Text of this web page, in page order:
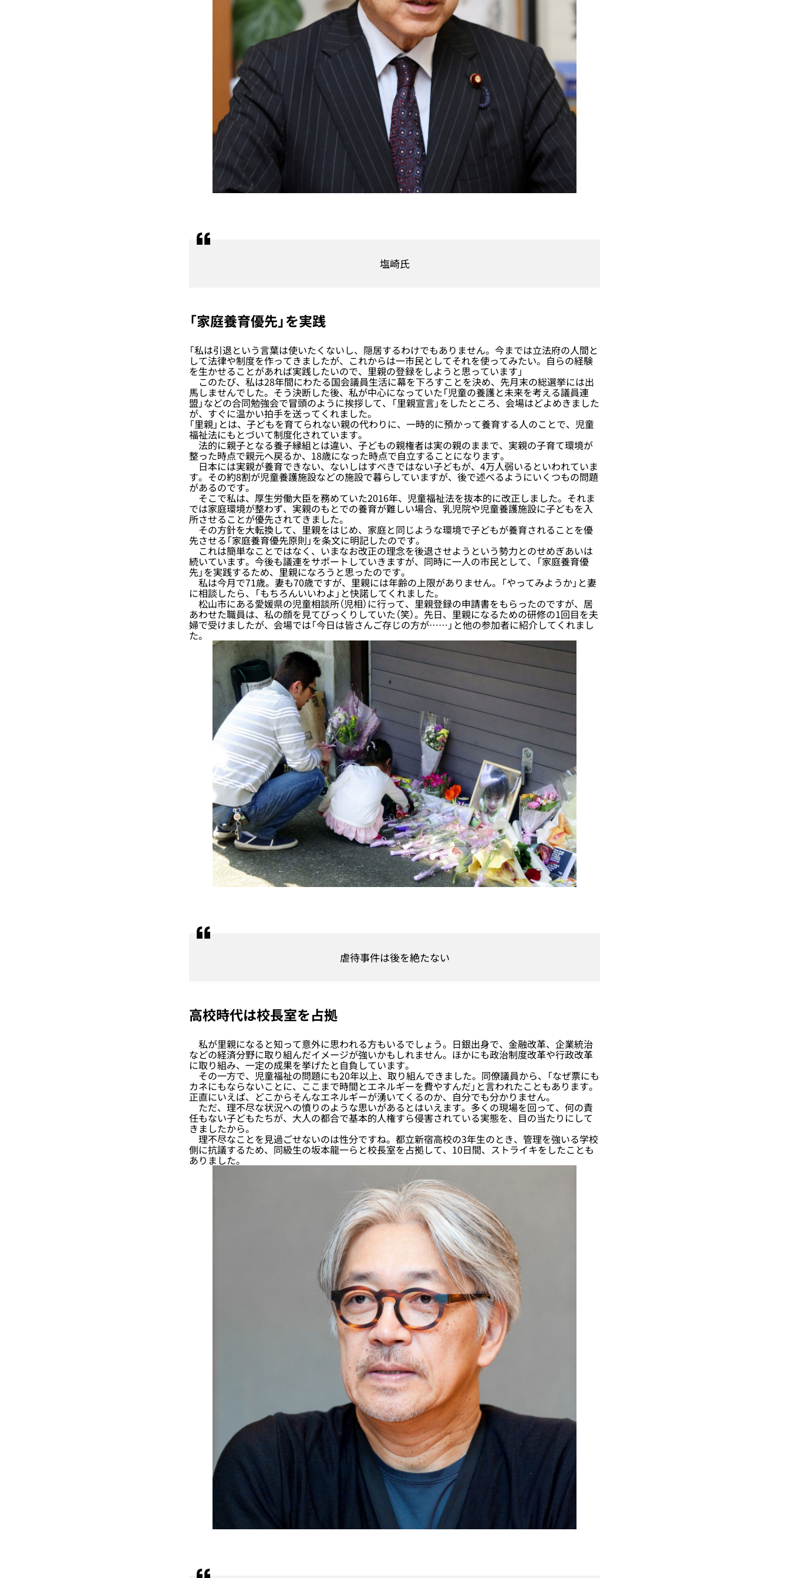
塩崎氏
「家庭養育優先」を実践
「私は引退という言葉は使いたくないし、隠居するわけでもありません。今までは立法府の人間と
して法律や制度を作ってきましたが、これからは一市民としてそれを使ってみたい。自らの経験
を生かせることがあれば実践したいので、里親の登録をしようと思っています」
このたび、私は28年間にわたる国会議員生活に幕を下ろすことを決め、先月末の総選挙には出
馬しませんでした。そう決断した後、私が中心になっていた「児童の養護と未来を考える議員連
盟」などの合同勉強会で冒頭のように挨拶して、「里親宣言」をしたところ、会場はどよめきました
が、すぐに温かい拍手を送ってくれました。
「里親」とは、子どもを育てられない親の代わりに、一時的に預かって養育する人のことで、児童
福祉法にもとづいて制度化されています。
法的に親子となる養子縁組とは違い、子どもの親権者は実の親のままで、実親の子育て環境が
整った時点で親元へ戻るか、18歳になった時点で自立することになります。
日本には実親が養育できない、ないしはすべきではない子どもが、4万人弱いるといわれていま
す。その約8割が児童養護施設などの施設で暮らしていますが、後で述べるようにいくつもの問題
があるのです。
そこで私は、厚生労働大臣を務めていた2016年、児童福祉法を抜本的に改正しました。それま
では家庭環境が整わず、実親のもとでの養育が難しい場合、乳児院や児童養護施設に子どもを入
所させることが優先されてきました。
その方針を大転換して、里親をはじめ、家庭と同じような環境で子どもが養育されることを優
先させる「家庭養育優先原則」を条文に明記したのです。
これは簡単なことではなく、いまなお改正の理念を後退させようという勢力とのせめぎあいは
続いています。今後も議連をサポートしていきますが、同時に一人の市民として、「家庭養育優
先」を実践するため、里親になろうと思ったのです。
私は今月で71歳。妻も70歳ですが、里親には年齢の上限がありません。「やってみようか」と妻
に相談したら、「もちろんいいわよ」と快諾してくれました。
松山市にある愛媛県の児童相談所（児相）に行って、里親登録の申請書をもらったのですが、居
あわせた職員は、私の顔を見てびっくりしていた（笑）。先日、里親になるための研修の1回目を夫
婦で受けましたが、会場では「今日は皆さんご存じの方が……」と他の参加者に紹介してくれまし
た。
虐待事件は後を絶たない
高校時代は校長室を占拠
私が里親になると知って意外に思われる方もいるでしょう。日銀出身で、金融改革、企業統治
などの経済分野に取り組んだイメージが強いかもしれません。ほかにも政治制度改革や行政改革
に取り組み、一定の成果を挙げたと自負しています。
その一方で、児童福祉の問題にも20年以上、取り組んできました。同僚議員から、「なぜ票にも
カネにもならないことに、ここまで時間とエネルギーを費やすんだ」と言われたこともあります。
正直にいえば、どこからそんなエネルギーが湧いてくるのか、自分でも分かりません。
ただ、理不尽な状況への憤りのような思いがあるとはいえます。多くの現場を回って、何の責
任もない子どもたちが、大人の都合で基本的人権すら侵害されている実態を、目の当たりにして
きましたから。
理不尽なことを見過ごせないのは性分ですね。都立新宿高校の3年生のとき、管理を強いる学校
側に抗議するため、同級生の坂本龍一らと校長室を占拠して、10日間、ストライキをしたことも
ありました。